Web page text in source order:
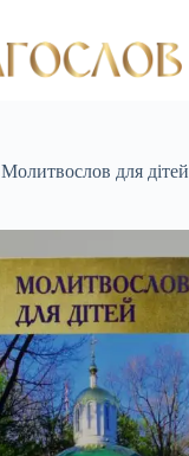
Молитвослов для дітей